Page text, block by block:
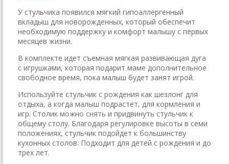
У стульчика появился мягкий гипоаллергенный
вкладыш для новорожденных, который обеспечит
необходимую поддержку и комфорт малышу с первых
месяцев жизни.
В комплекте идет съемная мягкая развивающая дуга
с игрушками, которая подарит маме дополнительное
свободное время, пока малыш будет занят игрой.
Используйте стульчик с рождения как шезлонг для
отдыха, а когда малыш подрастет, для кормления и
игр. Столик можно снять и придвинуть стульчик к
общему столу. Благодаря регулировке высоты в семи
положениях, стульчик подойдет к большинству
кухонных столов. Подходит для детей с рождения и до
трех лет.